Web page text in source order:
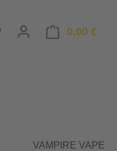
Du hast 0 Produkte auf
0,00 €
VAMPIRE VAPE